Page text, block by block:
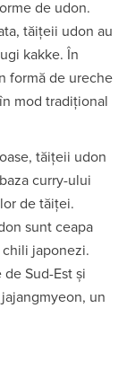
de udon.
tăițeii udon au
kakke. În
formă de ureche
mod tradițional
tăițeii udon
curry-ului
de tăiței.
sunt ceapa
japonezi.
Sud-Est și
un